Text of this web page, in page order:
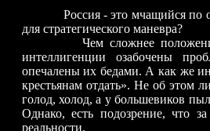
Россия - это мчащийся по
для стратегического маневра?
Чем сложнее положение
интеллигенции озабочены
опечалены их бедами. А как же
крестьянам отдать». Не об этом
голод, холод, а у большевиков
Однако, есть подозрение, что
реальности.